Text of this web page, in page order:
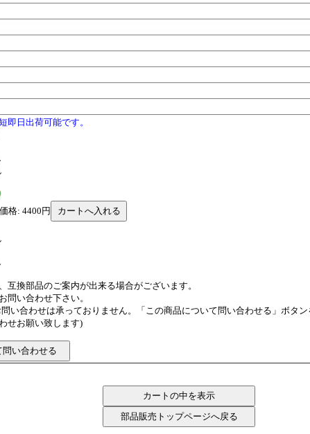
即日出荷可能です。
格: 4400円
互換部品のご案内が出来る場合がございます。
問い合わせ下さい。
い合わせは承っておりません。「この商品について問い合わせる」ボタ
せお願い致します)